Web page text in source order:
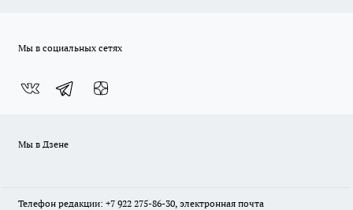
Мы в социальных сетях
Мы в Дзене
Телефон редакции: +7 922 275-86-30, электронная почта